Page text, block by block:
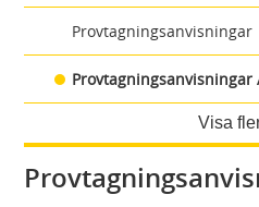
Provtagningsanvisningar
Provtagningsanvisningar
Visa